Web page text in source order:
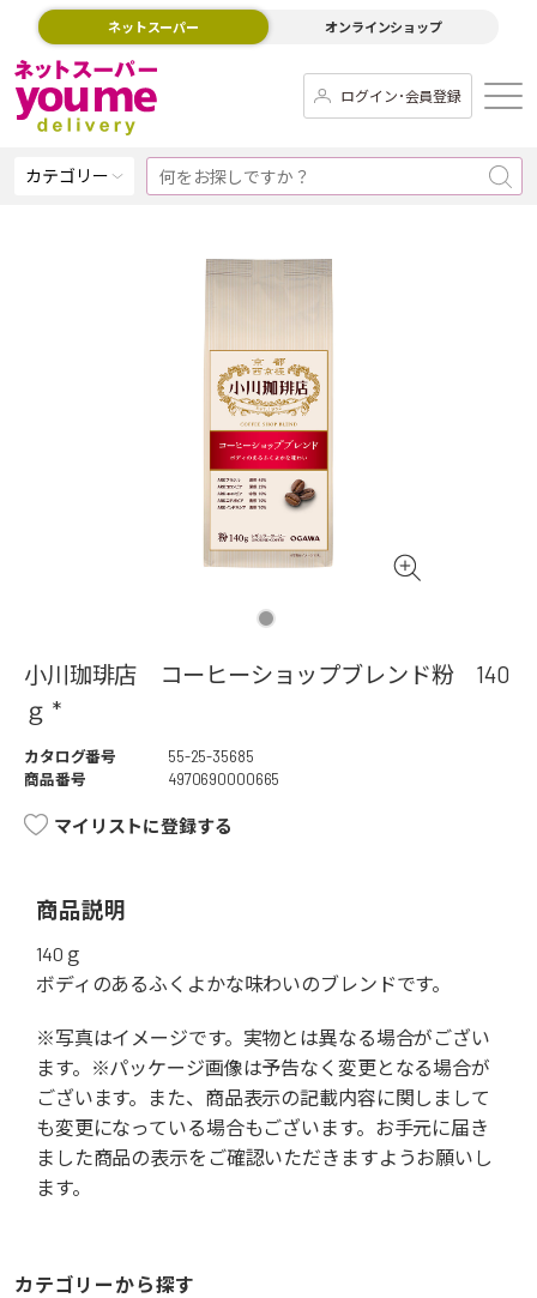
ネットスーパー オンラインショップ
ログイン･会員登録
カテゴリー
小川珈琲店 コーヒーショップブレンド粉 140
ｇ *
カタログ番号
55-25-35685
商品番号
4970690000665
マイリストに登録する
商品説明
140ｇ
ボディのあるふくよかな味わいのブレンドです。
※写真はイメージです。実物とは異なる場合がござい
ます。※パッケージ画像は予告なく変更となる場合が
ございます。また、商品表示の記載内容に関しまして
も変更になっている場合もございます。お手元に届き
ました商品の表示をご確認いただきますようお願いし
ます。
カテゴリーから探す